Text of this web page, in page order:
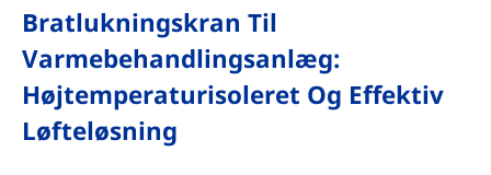
Bratlukningskran Til
Varmebehandlingsanlæg:
Højtemperaturisoleret Og Effektiv
Løfteløsning